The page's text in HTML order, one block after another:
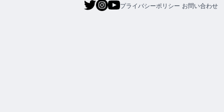
プライバシーポリシー お問い合わせ